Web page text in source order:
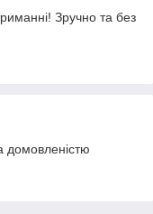
Зручно та без
домовленістю